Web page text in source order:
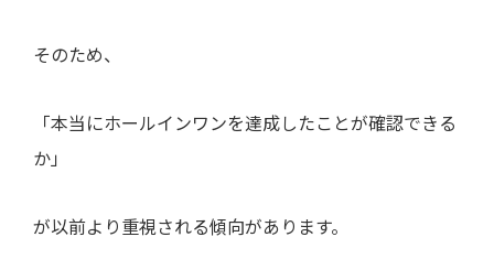
そのため、
「本当にホールインワンを達成したことが確認できる
か」
が以前より重視される傾向があります。